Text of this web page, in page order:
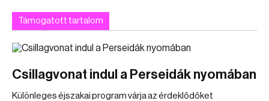
Támogatott tartalom
Csillagvonat indul a Perseidák nyomában
Különleges éjszakai program várja az érdeklődőket